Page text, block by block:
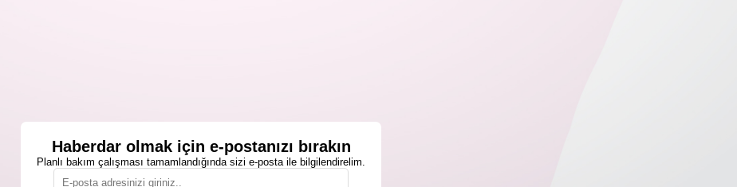
Haberdar olmak için e-postanızı bırakın
Planlı bakım çalışması tamamlandığında sizi e-posta ile bilgilendirelim.